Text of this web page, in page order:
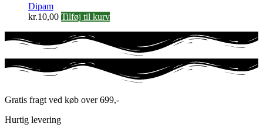
Dipam
kr.10,00 Tilføj til kurv
Gratis fragt ved køb over 699,-
Hurtig levering